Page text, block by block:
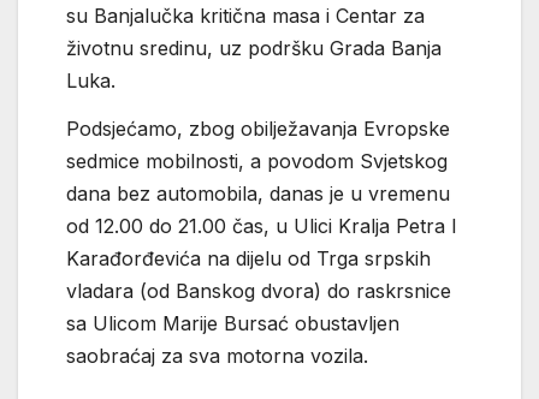
su Banjalučka kritična masa i Centar za
životnu sredinu, uz podršku Grada Banja
Luka.
Podsjećamo, zbog obilježavanja Evropske
sedmice mobilnosti, a povodom Svjetskog
dana bez automobila, danas je u vremenu
od 12.00 do 21.00 čas, u Ulici Kralja Petra I
Karađorđevića na dijelu od Trga srpskih
vladara (od Banskog dvora) do raskrsnice
sa Ulicom Marije Bursać obustavljen
saobraćaj za sva motorna vozila.